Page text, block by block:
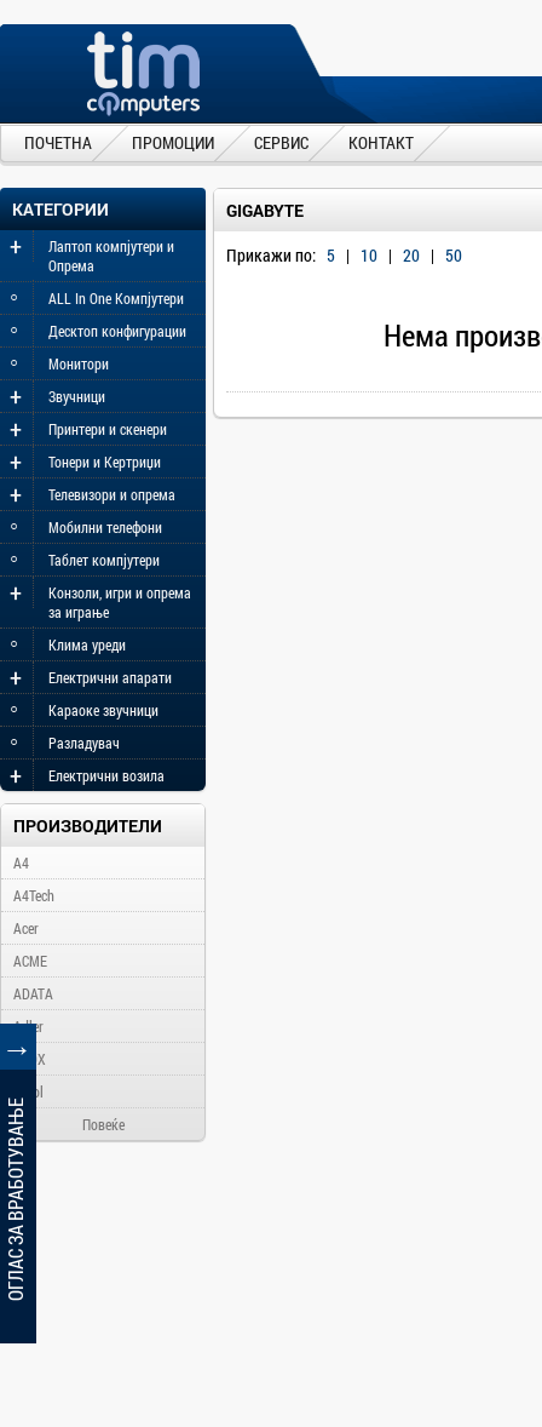
ПОЧЕТНА ПРОМОЦИИ СЕРВИС КОНТАКТ
КАТЕГОРИИ
Лаптоп компјутери и
Опрема
+
ALL In One Компјутери
◦
Десктоп конфигурации
◦
Монитори
◦
Звучници
+
Принтери и скенери
+
Тонери и Кертриџи
+
Телевизори и опрема
+
Мобилни телефони
◦
Таблет компјутери
◦
Конзоли, игри и опрема
за играње
+
Клима уреди
◦
Електрични апарати
+
Караоке звучници
◦
Разладувач
◦
Електрични возила
+
ПРОИЗВОДИТЕЛИ
A4
A4Tech
Acer
ACME
ADATA
Adler
AFOX
Ainol
Alcatel
Allview
Aloha Day
AMD
AOC
Apache
Повеќе
GIGABYTE
Прикажи по: 5 | 10 | 20 | 50
Нема
ОГЛАС ЗА ВРАБОТУВАЊЕ
→